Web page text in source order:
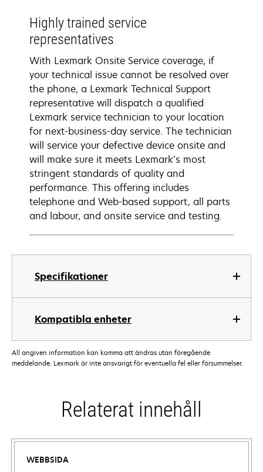
Specifikationer
Kompatibla enheter
Highly trained service
representatives
With Lexmark Onsite Service coverage, if
your technical issue cannot be resolved over
the phone, a Lexmark Technical Support
representative will dispatch a qualified
Lexmark service technician to your location
for next-business-day service. The technician
will service your defective device onsite and
will make sure it meets Lexmark’s most
stringent standards of quality and
performance. This offering includes
telephone and Web-based support, all parts
and labour, and onsite service and testing.
All angiven information kan komma att ändras utan föregående
meddelande. Lexmark är inte ansvarigt för eventuella fel eller försummelser.
Relaterat innehåll
WEBBSIDA